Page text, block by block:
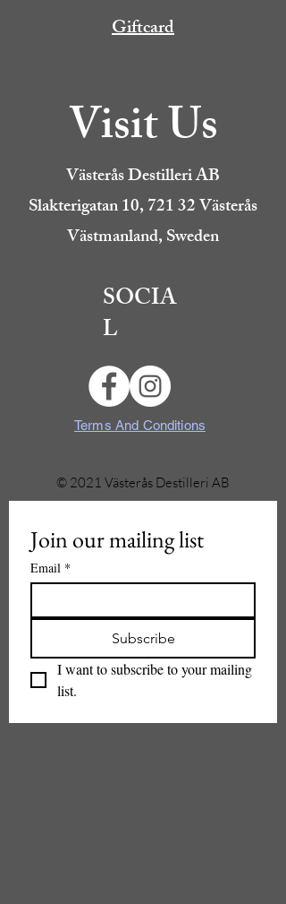
Giftcard
Visit Us
Västerås Destilleri AB
Slakterigatan 10, 721 32 Västerås
Västmanland, Sweden
SOCIA
L
Terms And Conditions
© 2021 Västerås Destilleri AB
Join our mailing list
Email *
Subscribe
I want to subscribe to your mailing
list.